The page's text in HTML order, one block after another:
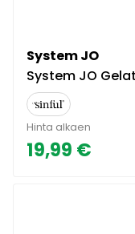
System JO
System JO Gelato
Hinta alkaen
19,99 €